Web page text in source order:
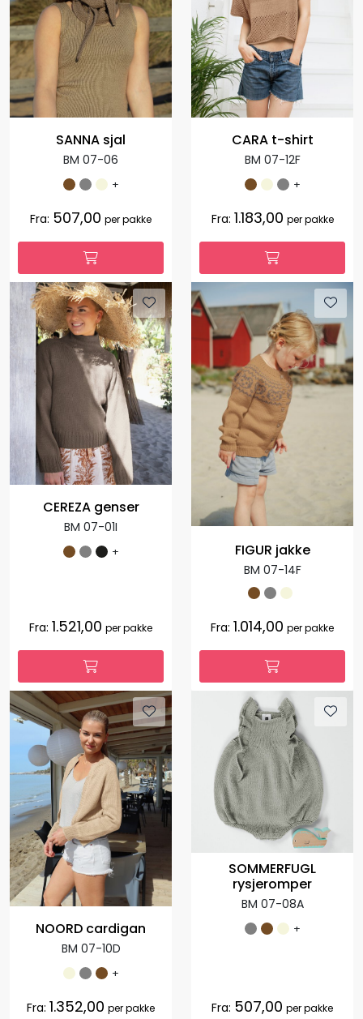
SANNA sjal
BM 07-06
+
Fra: 507,00 per pakke
CARA t-shirt
BM 07-12F
+
Fra: 1.183,00 per pakke
CEREZA genser
BM 07-01I
+
Fra: 1.521,00 per pakke
FIGUR jakke
BM 07-14F
Fra: 1.014,00 per pakke
NOORD cardigan
BM 07-10D
+
Fra: 1.352,00 per pakke
SOMMERFUGL
rysjeromper
BM 07-08A
+
Fra: 507,00 per pakke